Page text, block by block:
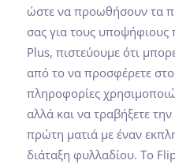
ώστε να προωθήσουν τα
σας για τους υποψήφιους
Plus, πιστεύουμε ότι
από το να προσφέρετε
πληροφορίες
αλλά και να τραβήξετε
πρώτη ματιά με έναν
διάταξη φυλλαδίου. Το